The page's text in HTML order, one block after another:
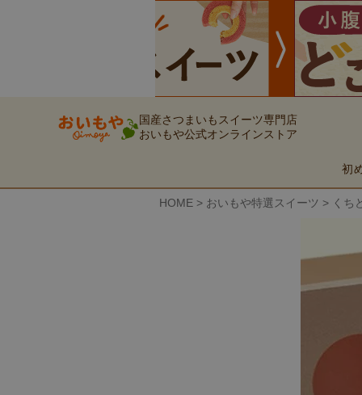
国産さつまいもスイーツ専門店
おいもや公式オンラインストア
初
HOME おいもや特選スイーツ くち